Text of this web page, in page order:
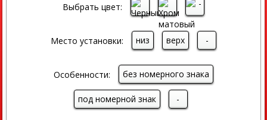
Выбрать цвет:
Место установки: низ верх -
Особенности: без номерного знака
под номерной знак -